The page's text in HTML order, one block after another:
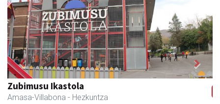
Zubimusu Ikastola
Amasa-Villabona - Hezkuntza
Previous Next